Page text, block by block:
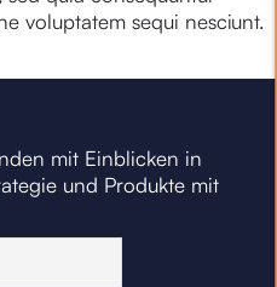
voluptatem sequi nesciunt.
mit Einblicken in
und Produkte mit